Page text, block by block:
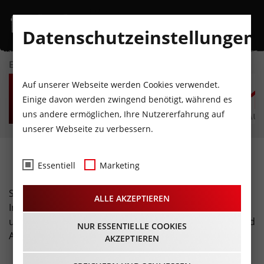
EVENTKALENDER
SO
9
AUGUST
MO
10
AUGUST
DI
11
AUGUST
MI
12
AUGUST
DO
13
AUGUST
Sportevents in Tirol
Sportliche Highlights kommen in Tirol nie zu kurz. Alle
Infos zu Radrennen, Bergläufe, Nightskates, Skirennen
und vieles mehr findet ihr hier. Für Adrenalinschub und
Action ist auch auf der Zuschauertribüne gesorgt!
Datenschutzeinstellungen
Auf unserer Webseite werden Cookies verwendet.
Einige davon werden zwingend benötigt, während es
uns andere ermöglichen, Ihre Nutzererfahrung auf
unserer Webseite zu verbessern.
Essentiell Marketing
ALLE AKZEPTIEREN
NUR ESSENTIELLE COOKIES
AKZEPTIEREN